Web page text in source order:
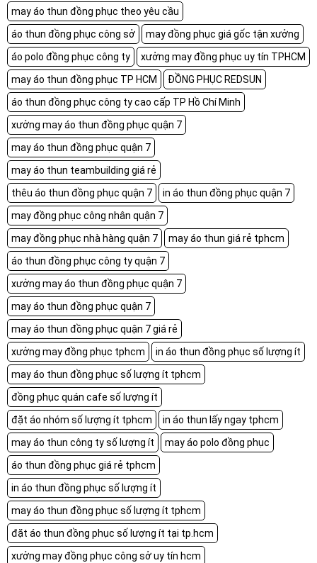
may áo thun đồng phục theo yêu cầu
áo thun đồng phục công sở
may đồng phục giá gốc tận xưởng
áo polo đồng phục công ty
xưởng may đồng phục uy tín TPHCM
may áo thun đồng phục TP HCM
ĐỒNG PHỤC REDSUN
áo thun đồng phục công ty cao cấp TP Hồ Chí Minh
xưởng may áo thun đồng phục quận 7
may áo thun đồng phục quận 7
may áo thun teambuilding giá rẻ
thêu áo thun đồng phục quận 7
in áo thun đồng phục quận 7
may đồng phục công nhân quận 7
may đồng phục nhà hàng quận 7
may áo thun giá rẻ tphcm
áo thun đồng phục công ty quận 7
xưởng may áo thun đồng phục quận 7
may áo thun đồng phục quận 7
may áo thun đồng phục quận 7 giá rẻ
xưởng may đồng phục tphcm
in áo thun đồng phục số lượng ít
may áo thun đồng phục số lượng ít tphcm
đồng phục quán cafe số lượng ít
đặt áo nhóm số lượng ít tphcm
in áo thun lấy ngay tphcm
may áo thun công ty số lượng ít
may áo polo đồng phục
áo thun đồng phục giá rẻ tphcm
in áo thun đồng phục số lượng ít
may áo thun đồng phục số lượng ít tphcm
đặt áo thun đồng phục số lượng ít tại tp.hcm
xưởng may đồng phục công sở uy tín hcm